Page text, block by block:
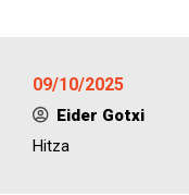
09/10/2025
Eider Gotxi
Hitza